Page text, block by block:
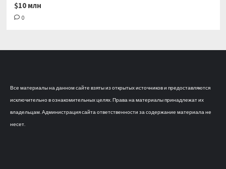
$10 млн
0
Все материалы на данном сайте взяты из открытых источников и предоставляются
исключительно в ознакомительных целях. Права на материалы принадлежат их
владельцам. Администрация сайта ответственности за содержание материала не
несет.